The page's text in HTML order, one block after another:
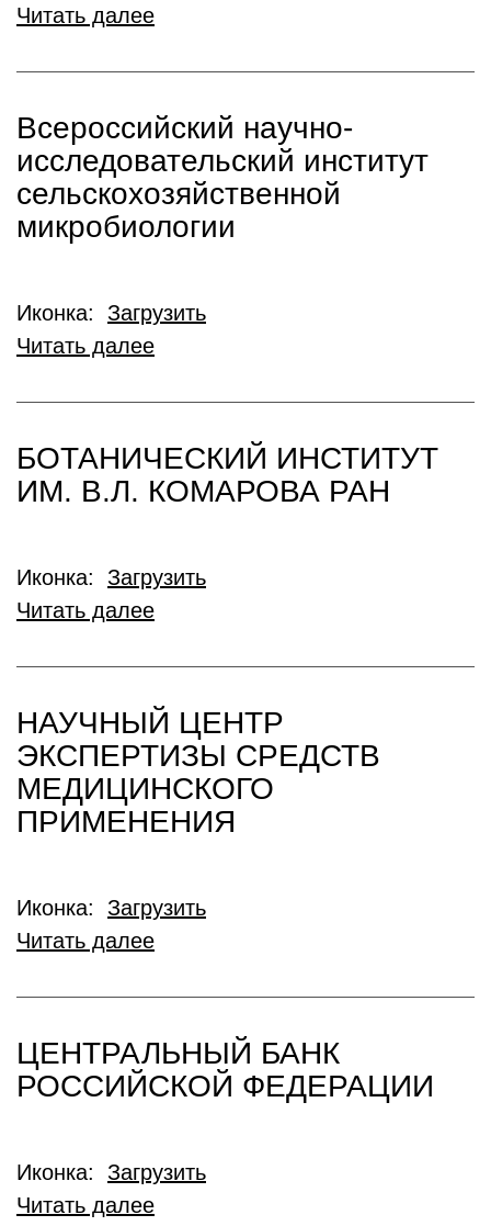
Читать далее
Всероссийский научно-
исследовательский институт
сельскохозяйственной
микробиологии
Иконка: Загрузить
Читать далее
БОТАНИЧЕСКИЙ ИНСТИТУТ
ИМ. В.Л. КОМАРОВА РАН
Иконка: Загрузить
Читать далее
НАУЧНЫЙ ЦЕНТР
ЭКСПЕРТИЗЫ СРЕДСТВ
МЕДИЦИНСКОГО
ПРИМЕНЕНИЯ
Иконка: Загрузить
Читать далее
ЦЕНТРАЛЬНЫЙ БАНК
РОССИЙСКОЙ ФЕДЕРАЦИИ
Иконка: Загрузить
Читать далее